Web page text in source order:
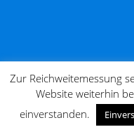
Zur Reichweitemessung
Website weiterhin
einverstanden.